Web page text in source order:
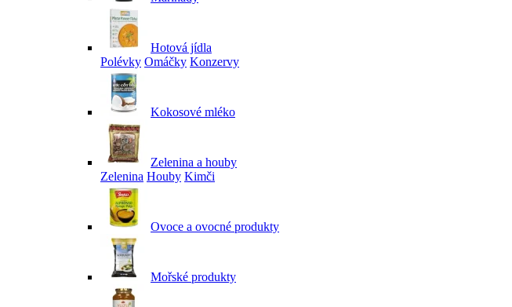
Hotová jídla
Polévky Omáčky Konzervy
Kokosové mléko
Zelenina a houby
Zelenina Houby Kimči
Ovoce a ovocné produkty
Mořské produkty